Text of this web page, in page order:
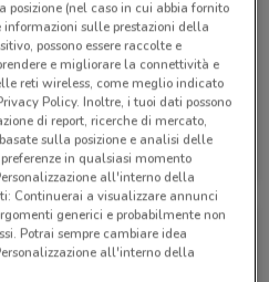
Alpitour
Scade il 31/10
(nel caso in cui abbia fornito
sulle prestazioni della
possono essere raccolte e
e migliorare la connettività e
reti wireless, come meglio indicato
Policy. Inoltre, i tuoi dati possono
di report, ricerche di mercato,
sulla posizione e analisi delle
in qualsiasi momento
all'interno della
Continuerai a visualizzare annunci
generici e probabilmente non
Potrai sempre cambiare idea
all'interno della